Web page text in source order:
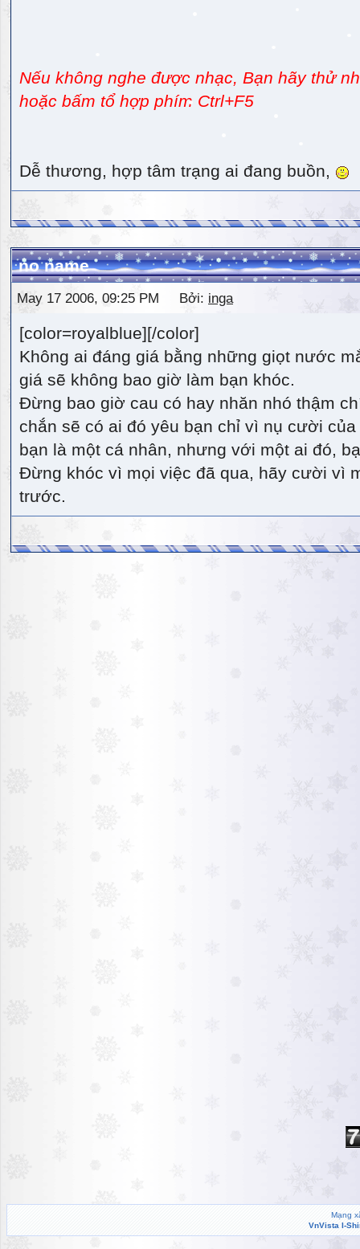
Nếu không nghe được nhạc, Bạn hãy thử
hoặc bấm tổ hợp phím Ctrl+F5
Dễ thương, hợp tâm trạng ai đang buồn,
no name
May 17 2006, 09:25 PM Bởi: inga
[color=royalblue][/color]
Không ai đáng giá bằng những giọt nước
giá sẽ không bao giờ làm bạn khóc.
Đừng bao giờ cau có hay nhăn nhó thậm
chắn sẽ có ai đó yêu bạn chỉ vì nụ cười
bạn là một cá nhân, nhưng với một ai đó,
Đừng khóc vì mọi việc đã qua, hãy cười vì
trước.
Mạng
VnVista I-